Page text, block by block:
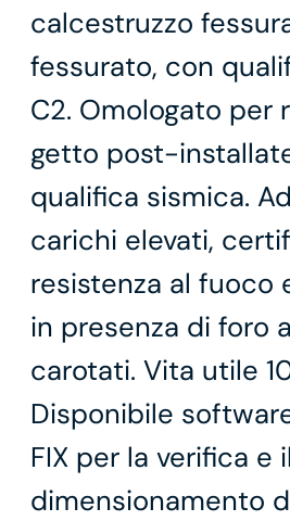
calcestruzzo
fessurato, con
C2. Omologato per
getto post-
qualifica sismica.
carichi elevati,
resistenza al fuoco
in presenza di foro
carotati. Vita utile
Disponibile
FIX per la verifica e il
dimensionamento